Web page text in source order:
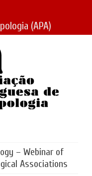
(APA)
– Webinar of
Associations